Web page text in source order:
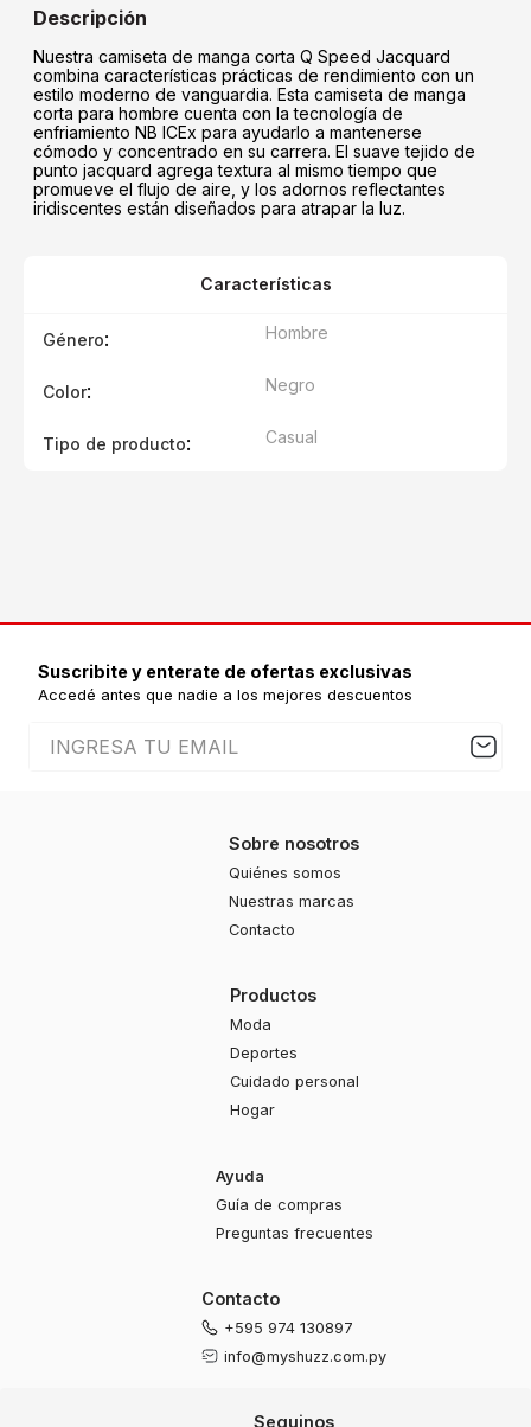
Nuestra camiseta de manga corta Q Speed Jacquard
combina características prácticas de rendimiento con un
estilo moderno de vanguardia. Esta camiseta de manga
corta para hombre cuenta con la tecnología de
enfriamiento NB ICEx para ayudarlo a mantenerse
cómodo y concentrado en su carrera. El suave tejido de
punto jacquard agrega textura al mismo tiempo que
promueve el flujo de aire, y los adornos reflectantes
iridiscentes están diseñados para atrapar la luz.
Características
Género: Hombre
Color: Negro
Tipo de producto: Casual
Suscribite y enterate de ofertas exclusivas
Accedé antes que nadie a los mejores descuentos
Sobre nosotros
Quiénes somos
Nuestras marcas
Contacto
Productos
Moda
Deportes
Cuidado personal
Hogar
Ayuda
Guía de compras
Preguntas frecuentes
Contacto
+595 974 130897
info@myshuzz.com.py
Seguinos